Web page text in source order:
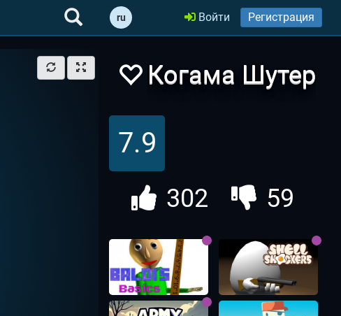
ru Войти Регистрация
Когама Шутер
7.9
302 59